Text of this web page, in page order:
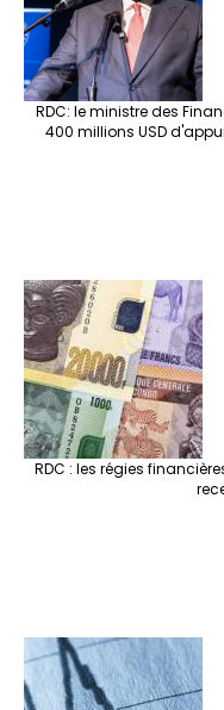
RDC: le ministre des
400 millions USD
RDC : les régies